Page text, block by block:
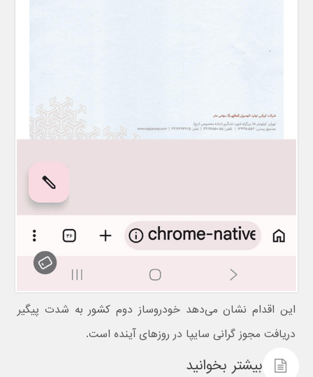
این اقدام نشان می‌دهد خودروساز دوم کشور به شدت پیگیر
دریافت مجوز گرانی سایپا در روزهای آینده است.
بیشتر بخوانید